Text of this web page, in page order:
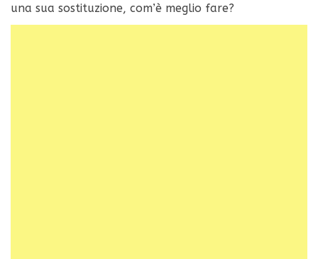
una sua sostituzione, com’è meglio fare?